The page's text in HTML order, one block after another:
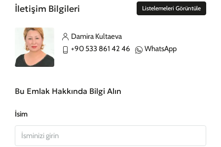
İletişim Bilgileri Listelemeleri Görüntüle
Damira Kultaeva
+90 533 861 42 46
WhatsApp
Bu Emlak Hakkında Bilgi Alın
İsim